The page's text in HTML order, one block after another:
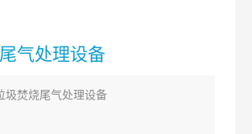
气处理设备
圾焚烧尾气处理设备